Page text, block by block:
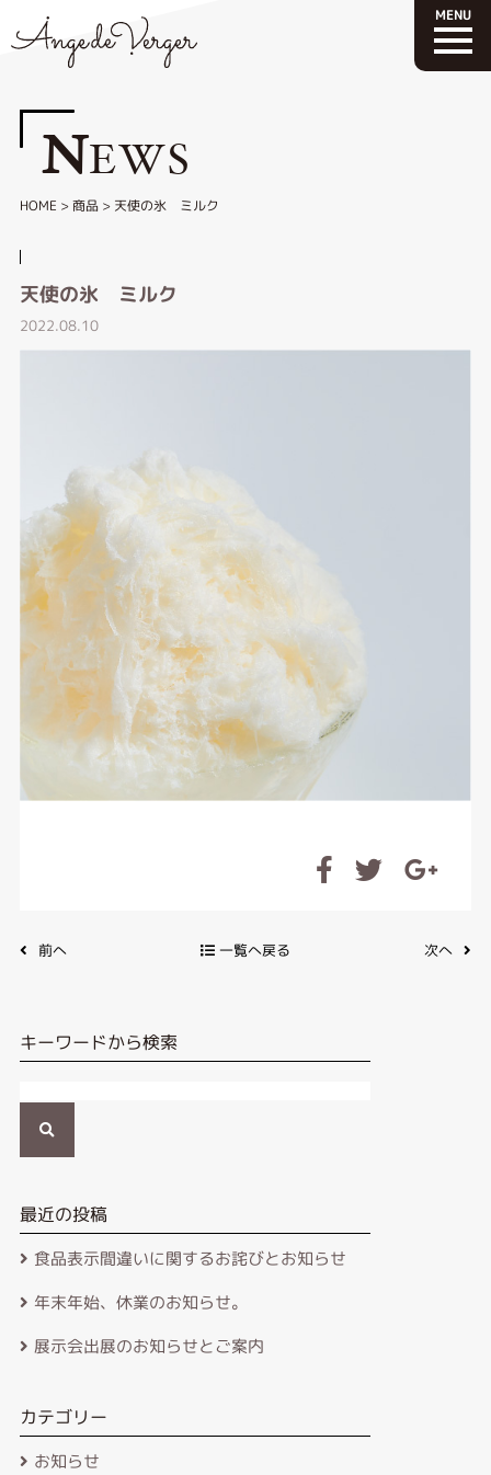
NEWS
HOME >商品> 天使の氷 ミルク
天使の氷 ミルク
2022.08.10
前へ 一覧へ戻る 次へ
キーワードから検索
最近の投稿
食品表示間違いに関するお詫びとお知らせ
年末年始、休業のお知らせ。
展示会出展のお知らせとご案内
カテゴリー
お知らせ